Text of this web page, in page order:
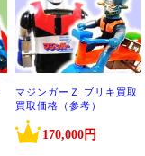
マジンガーＺ ブリキ買取
買取価格（参考）
170,000円